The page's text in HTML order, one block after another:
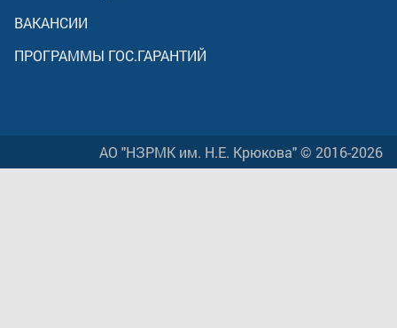
ВАКАНСИИ
ПРОГРАММЫ ГОС.ГАРАНТИЙ
АО "НЗРМК им. Н.Е. Крюкова" © 2016-2026